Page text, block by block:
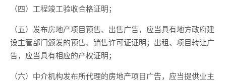
（四）工程竣工验收合格证明；
（五）发布房地产项目预售、出售广告，应当具有地方政府建
设主管部门颁发的预售、销售许可证证明；出租、项目转让广
告，应当具有相应的产权证明；
（六）中介机构发布所代理的房地产项目广告，应当提供业主